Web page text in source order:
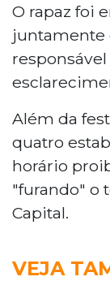
O rapaz foi
juntamente
Além da
quatro
horário
"furando" o
Capital.
VEJA